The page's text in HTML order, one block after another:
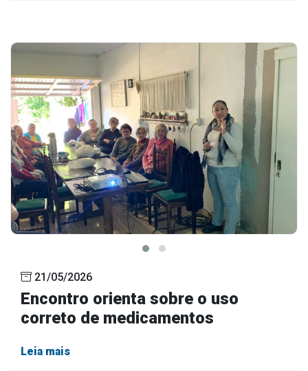
21/05/2026
Encontro orienta sobre o uso
correto de medicamentos
Leia mais